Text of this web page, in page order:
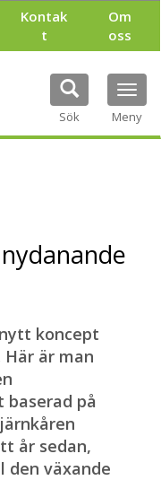
Kontak
t
Om
oss
Sök Meny
koncept
är man
baserad på
år sedan,
den växande